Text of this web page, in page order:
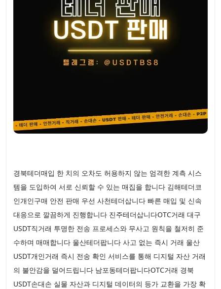
경북테더매입 한 치의 오차도 허용하지 않는 엄격한 계측 시스
템을 도입하여 서로 신뢰할 수 있는 매집을 합니다 김해테더코
인개인구매 안전 판매 우선 사천테더삽니다 빠른 매입 및 신속
대응으로 깔끔하게 진행합니다 진주테더삽니다OTC거래 대구
USDT직거래 투명한 전송 프로세스와 무사고 원칙을 철저히 준
수하며 매매합니다 울산테더팝니다 사고 없는 즉시 거래 울산
USDT개인거래 즉시 전송 확인 서비스를 통해 디지털 자산 거래
의 불안감을 덜어드립니다 남포동테더팝니다OTC거래 경북
USDT손대손 실물 자산과 디지털 데이터의 등가 교환을 가장 확